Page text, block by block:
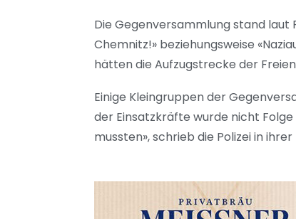
Die Gegenversammlung stand laut
Chemnitz!» beziehungsweise
hätten die Aufzugstrecke der
Einige Kleingruppen der
der Einsatzkräfte wurde nicht
mussten», schrieb die Polizei in ihrer